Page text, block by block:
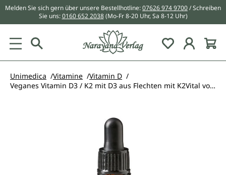
springen
Melden Sie sich gern über unsere Bestellhotline:07626 974 9700/ Schreiben
Sie uns:0160 652 2038 (Mo-Fr 8-20 Uhr, Sa 8-12 Uhr)
Du hast 0
Unimedica Vitamine
Vitamin D
Veganes Vitamin D3 / K2 mit D3 aus Flechten mit K2Vital von Kappa - D3 1.000 I.E. 25 µg / K2 21 µg (1 Tropfen) pro Tagesdosis- 30 ml - von Unimedica